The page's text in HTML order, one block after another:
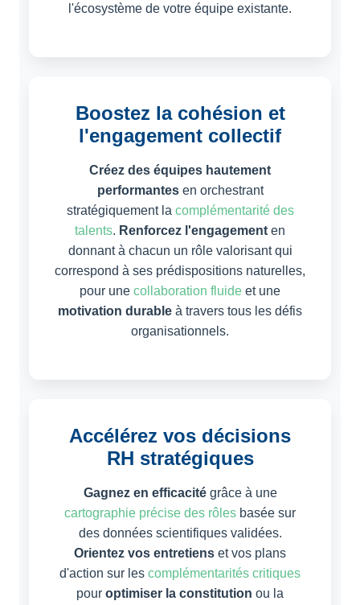
l'écosystème de votre équipe existante.
Boostez la cohésion et
l'engagement collectif
Créez des équipes hautement
performantesen orchestrant
stratégiquement la complémentarité des
talents. Renforcez l'engagement en
donnant à chacun un rôle valorisant qui
correspond à ses prédispositions naturelles,
pour une collaboration fluide et une
motivation durable à travers tous les défis
organisationnels.
Accélérez vos décisions
RH stratégiques
Gagnez en efficacitégrâce à une
cartographie précise des rôles basée sur
des données scientifiques validées.
Orientez vos entretiens et vos plans
d'action sur les complémentarités critiques
pour optimiser la constitution ou la